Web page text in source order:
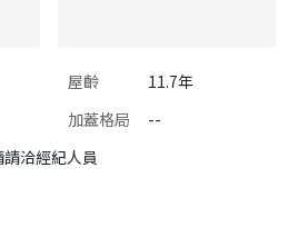
屋齡
11.7年
加蓋格局
--
洽經紀人員